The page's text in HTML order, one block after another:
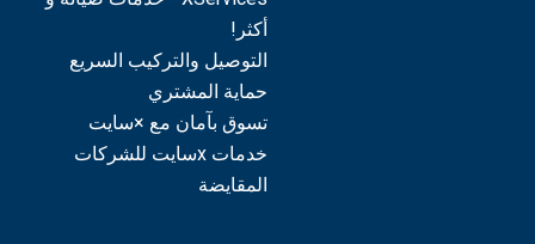
أكثر!
التوصيل والتركيب السريع
حماية المشتري
تسوق بآمان مع ×سايت
خدمات xسايت للشركات
المقايضة